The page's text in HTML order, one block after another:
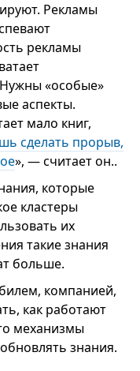
Рекламы
рекламы
«особые»
аспекты.
мало книг,
сделать прорыв,
», — считает он..
которые
кластеры
их
такие знания
больше.
компанией,
как работают
механизмы
знания.